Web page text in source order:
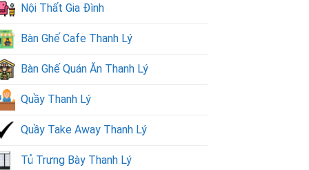
Nội Thất Gia Đình
Bàn Ghế Cafe Thanh Lý
Bàn Ghế Quán Ăn Thanh Lý
Quầy Thanh Lý
Quầy Take Away Thanh Lý
Tủ Trưng Bày Thanh Lý